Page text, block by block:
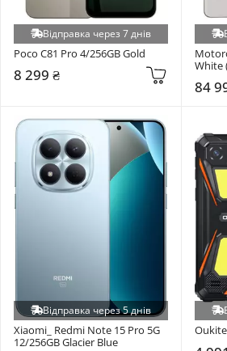
Відправка через 7 днів
Poco C81 Pro 4/256GB Gold
8 299 ₴
White
84
Відправка через 5 днів
Xiaomi_ Redmi Note 15 Pro 5G
12/256GB Glacier Blue